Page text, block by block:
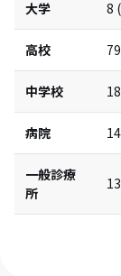
大学 8 (
高校 79
中学校
病院
一般診療
所